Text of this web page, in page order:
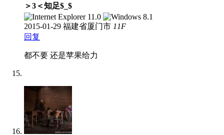
＞3＜知足$_$
2015-01-29 福建省厦门市 11F
回复
都不要 还是苹果给力